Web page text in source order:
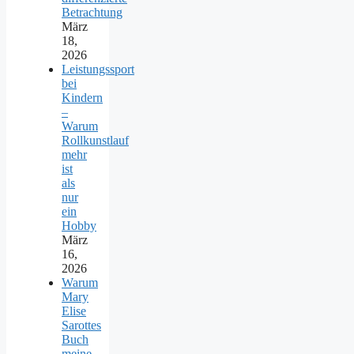
Betrachtung
März
18,
2026
Leistungssport
bei
Kindern
–
Warum
Rollkunstlauf
mehr
ist
als
nur
ein
Hobby
März
16,
2026
Warum
Mary
Elise
Sarottes
Buch